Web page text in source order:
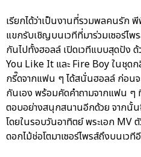
เรียกได้ว่าเป็นงานที่รวมพลคนรัก
แขกรับเชิญบนเวทีที่มาร่วมเซอร์ไ
กันไปทั้งฮอลล์ เปิดเวทีแบบสุดปัง
You Like It และ Fire Boy ในชุดก
กรี๊ดจากแฟน ๆ ได้สนั่นฮอลล์ ก่อน
กันเอง พร้อมคัดคำถามจากแฟน ๆ
ตอบอย่างสนุกสนานอีกด้วย จากนั้น
โดยในรอบวันอาทิตย์ พระเอก MV
ดอกไม้ช่อโตมาเซอร์ไพรส์ถึงบนเวที